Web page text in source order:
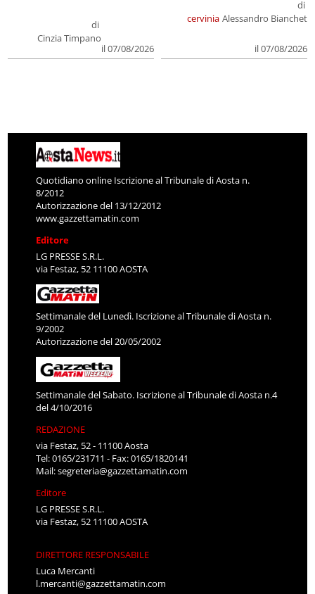
di
Cinzia Timpano
il 07/08/2026
cervinia
di
Alessandro Bianchet
il 07/08/2026
Quotidiano online Iscrizione al Tribunale di Aosta n.
8/2012
Autorizzazione del 13/12/2012
www.gazzettamatin.com
Editore
LG PRESSE S.R.L.
via Festaz, 52 11100 AOSTA
Settimanale del Lunedì. Iscrizione al Tribunale di Aosta n.
9/2002
Autorizzazione del 20/05/2002
Settimanale del Sabato. Iscrizione al Tribunale di Aosta n.4
del 4/10/2016
REDAZIONE
via Festaz, 52 - 11100 Aosta
Tel: 0165/231711 - Fax: 0165/1820141
Mail:segreteria@gazzettamatin.com
Editore
LG PRESSE S.R.L.
via Festaz, 52 11100 AOSTA
DIRETTORE RESPONSABILE
Luca Mercanti
l.mercanti@gazzettamatin.com